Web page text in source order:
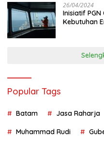
26/04/2024
Inisiatif
Kebutuhan
Popular Tags
Batam Jasa Raharja
Muhammad Rudi